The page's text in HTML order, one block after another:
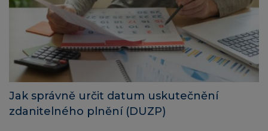
Jak správně určit datum uskutečnění
zdanitelného plnění (DUZP)